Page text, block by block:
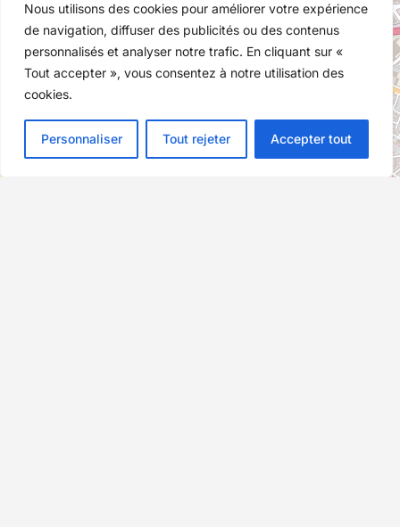
Nous utilisons des cookies pour améliorer votre expérience
de navigation, diffuser des publicités ou des contenus
personnalisés et analyser notre trafic. En cliquant sur «
Tout accepter », vous consentez à notre utilisation des
cookies.
Personnaliser Tout rejeter Accepter tout
9